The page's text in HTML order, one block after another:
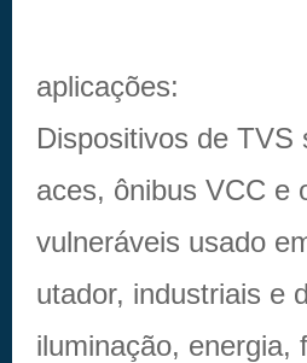
aplicações:
Dispositivos de
aces, ônibus VCC e
vulneráveis usado
utador, industriais e
iluminação, energia,